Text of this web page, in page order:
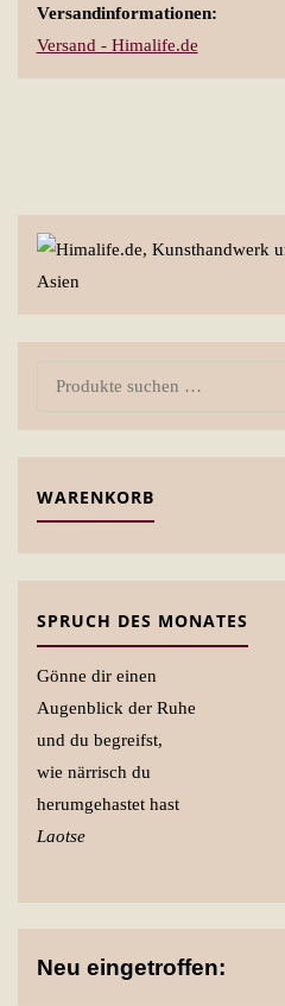
Versandinformationen:
Versand - Himalife.de
Suchen
WARENKORB
SPRUCH DES MONATES
Gönne dir einen
Augenblick der Ruhe
und du begreifst,
wie närrisch du
herumgehastet hast
Laotse
Neu eingetroffen: